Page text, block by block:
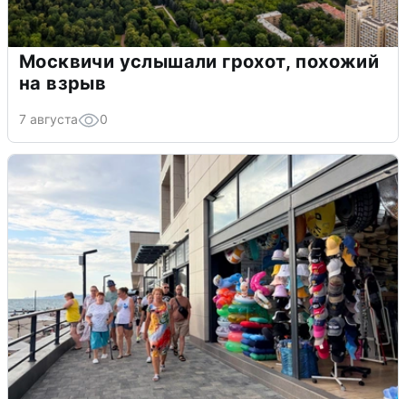
Москвичи услышали грохот, похожий
на взрыв
7 августа 0